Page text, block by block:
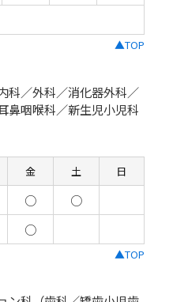
▲TOP
科／外科／消化器外科／
鼻咽喉科／新生児小児科
金 土
日
○ ○
○
▲TOP